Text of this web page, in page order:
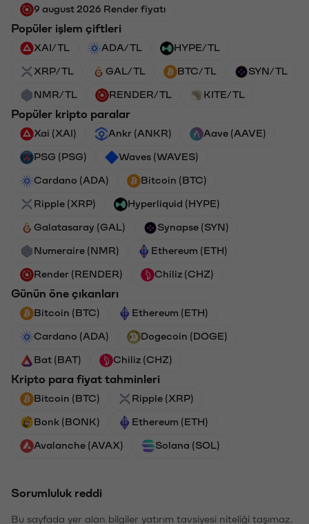
9 august 2026 Render fiyatı
Popüler işlem çiftleri
XAI/TL ADA/TL HYPE/TL
XRP/TL GAL/TL BTC/TL SYN/TL
NMR/TL RENDER/TL KITE/TL
Popüler kripto paralar
Xai (XAI) Ankr (ANKR) Aave (AAVE)
PSG (PSG) Waves (WAVES)
Cardano (ADA) Bitcoin (BTC)
Ripple (XRP) Hyperliquid (HYPE)
Galatasaray (GAL) Synapse (SYN)
Numeraire (NMR) Ethereum (ETH)
Render (RENDER) Chiliz (CHZ)
Günün öne çıkanları
Bitcoin (BTC) Ethereum (ETH)
Cardano (ADA) Dogecoin (DOGE)
Bat (BAT) Chiliz (CHZ)
Kripto para fiyat tahminleri
Bitcoin (BTC) Ripple (XRP)
Bonk (BONK) Ethereum (ETH)
Avalanche (AVAX) Solana (SOL)
Sorumluluk reddi
Bu sayfada yer alan bilgiler yatırım tavsiyesi niteliği taşımaz.